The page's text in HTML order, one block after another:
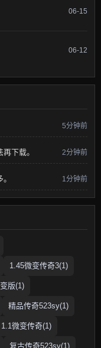
06-15
06-12
5分钟前
下载。 2分钟前
1分钟前
1.45微变传奇3(1)
版(1)
精品传奇523sy(1)
1.1微变传奇(1)
复古传奇523sy(1)